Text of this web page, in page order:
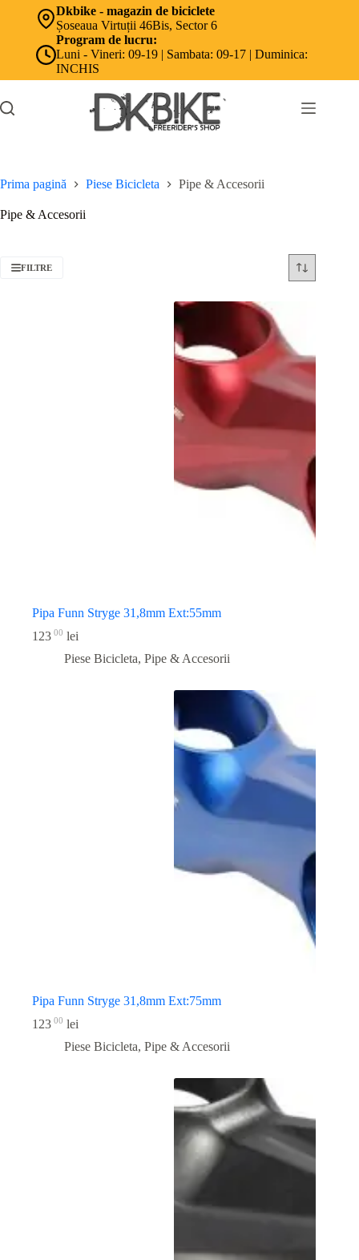
Dkbike - magazin de biciclete
Șoseaua Virtuții 46Bis, Sector 6
Program de lucru:
Luni - Vineri: 09-19 | Sambata: 09-17 | Duminica:
INCHIS
Prima pagină Piese Bicicleta Pipe & Accesorii
Pipe & Accesorii
FILTRE
Pipa Funn Stryge 31,8mm Ext:55mm
123 00 lei
Piese Bicicleta, Pipe & Accesorii
Pipa Funn Stryge 31,8mm Ext:75mm
123 00 lei
Piese Bicicleta, Pipe & Accesorii